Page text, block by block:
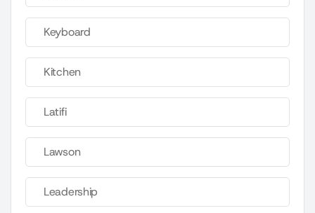
Keyboard
Kitchen
Latifi
Lawson
Leadership